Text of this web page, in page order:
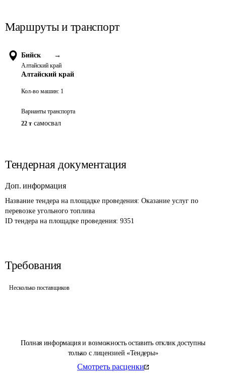
Полная информация и возможность оставить отклик доступны
только с лицензией «Тендеры»
Смотреть расценки
Маршруты и транспорт
Бийск →
Алтайский край
Алтайский край
Кол-во машин: 1
Варианты транспорта
22 т самосвал
Тендерная документация
Доп. информация
Название тендера на площадке проведения: Оказание услуг по
перевозке угольного топлива
ID тендера на площадке проведения: 9351
Требования
Несколько поставщиков